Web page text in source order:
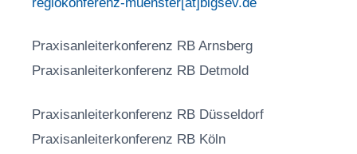
Praxisanleiterkonferenz RB Arnsberg
Praxisanleiterkonferenz RB Detmold
Praxisanleiterkonferenz RB Düsseldorf
Praxisanleiterkonferenz RB Köln